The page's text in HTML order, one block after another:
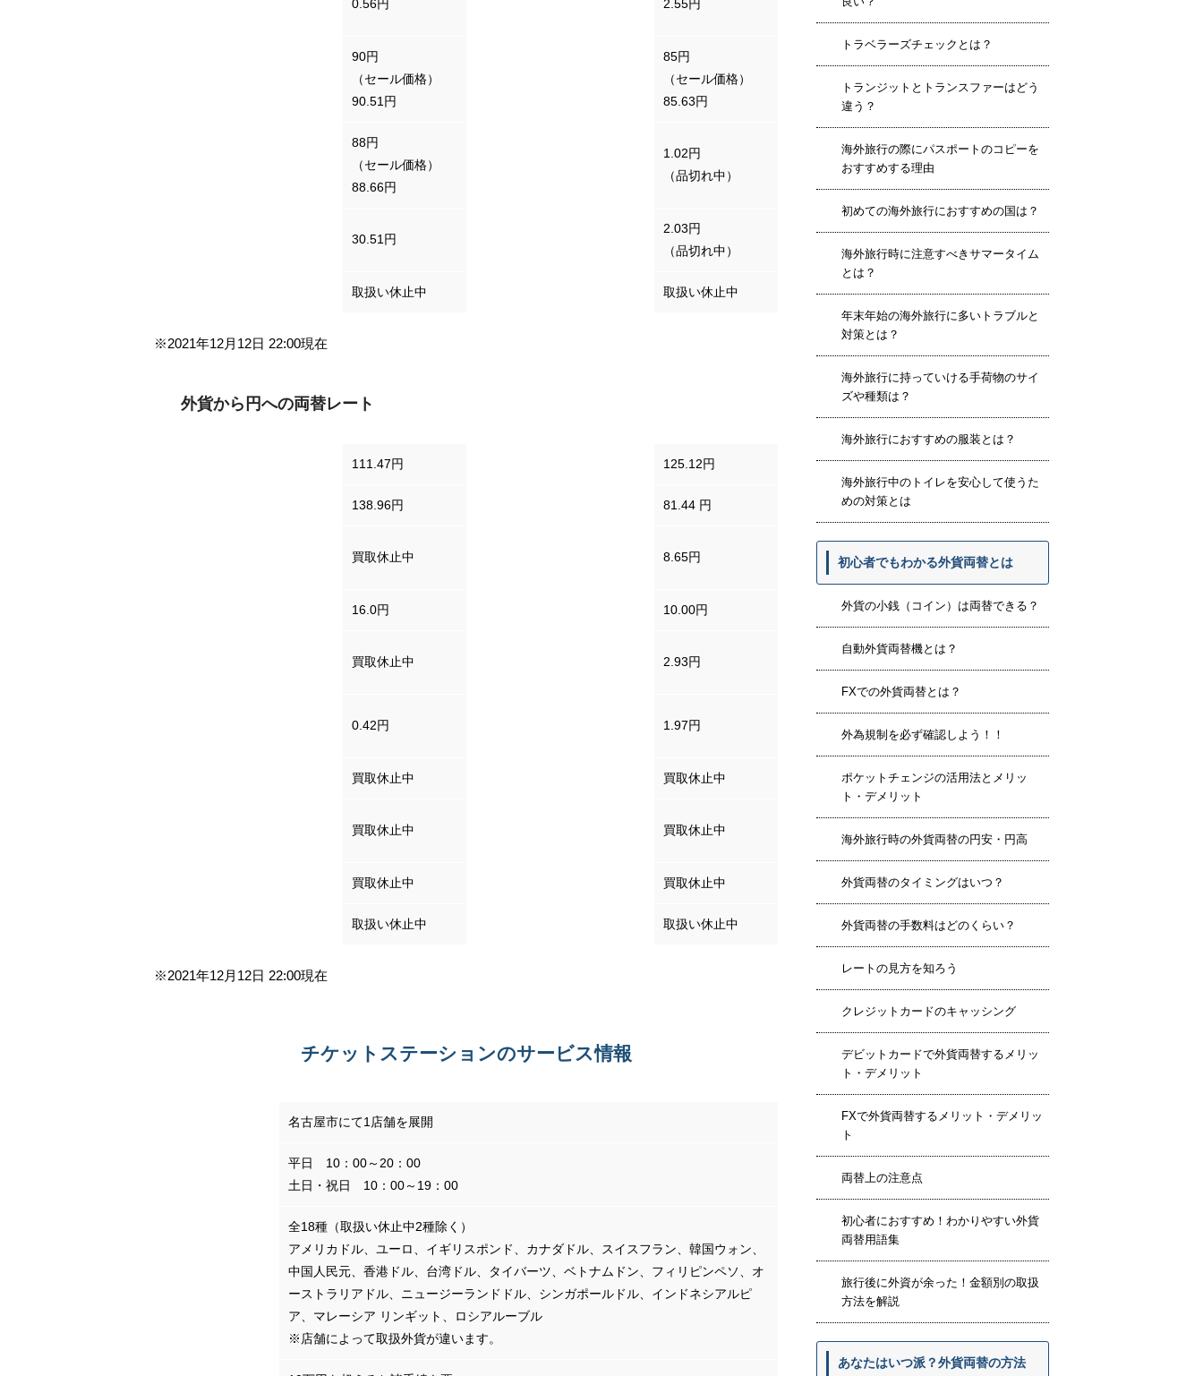
0.56円 2.55円
90円
（セール価格）
90.51円
85円
（セール価格）
85.63円
88円
（セール価格）
88.66円
1.02円
（品切れ中）
30.51円
2.03円
（品切れ中）
取扱い休止中 取扱い休止中
※2021年12月12日 22:00現在
外貨から円への両替レート
111.47円 125.12円
138.96円 81.44 円
買取休止中 8.65円
16.0円 10.00円
買取休止中 2.93円
0.42円 1.97円
買取休止中 買取休止中
買取休止中 買取休止中
買取休止中 買取休止中
取扱い休止中 取扱い休止中
※2021年12月12日 22:00現在
チケットステーションのサービス情報
名古屋市にて1店舗を展開
平日 10：00～20：00
土日・祝日 10：00～19：00
全18種（取扱い休止中2種除く）
アメリカドル、ユーロ、イギリスポンド、カナダドル、スイスフラン、韓国ウォン、
中国人民元、香港ドル、台湾ドル、タイバーツ、ベトナムドン、フィリピンペソ、オ
ーストラリアドル、ニュージーランドドル、シンガポールドル、インドネシアルピ
ア、マレーシア リンギット、ロシアルーブル
※店舗によって取扱外貨が違います。
トラベラーズチェックとは？
トランジットとトランスファーはどう
違う？
海外旅行の際にパスポートのコピーを
おすすめする理由
初めての海外旅行におすすめの国は？
海外旅行時に注意すべきサマータイム
とは？
年末年始の海外旅行に多いトラブルと
対策とは？
海外旅行に持っていける手荷物のサイ
ズや種類は？
海外旅行におすすめの服装とは？
海外旅行中のトイレを安心して使うた
めの対策とは
初心者でもわかる外貨両替とは
外貨の小銭（コイン）は両替できる？
自動外貨両替機とは？
FXでの外貨両替とは？
外為規制を必ず確認しよう！！
ポケットチェンジの活用法とメリッ
ト・デメリット
海外旅行時の外貨両替の円安・円高
外貨両替のタイミングはいつ？
外貨両替の手数料はどのくらい？
レートの見方を知ろう
クレジットカードのキャッシング
デビットカードで外貨両替するメリッ
ト・デメリット
FXで外貨両替するメリット・デメリッ
ト
両替上の注意点
初心者におすすめ！わかりやすい外貨
両替用語集
旅行後に外資が余った！金額別の取扱
方法を解説
あなたはいつ派？外貨両替の方法